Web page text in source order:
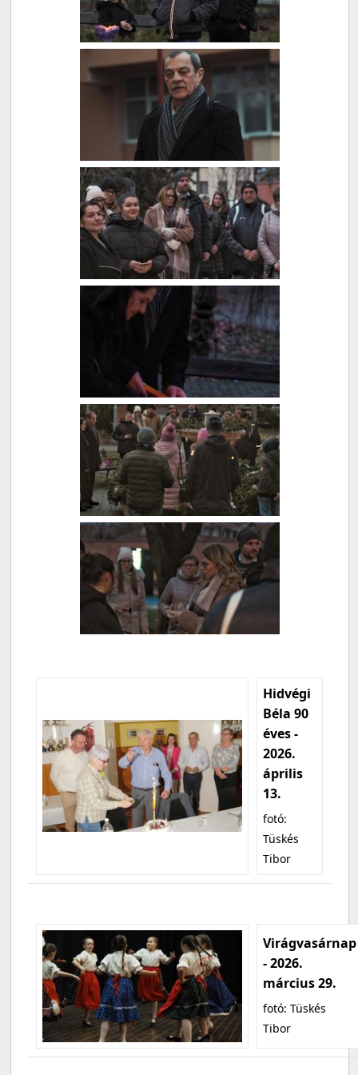
Hidvégi
Béla 90
éves -
2026.
április
13.
fotó:
Tüskés
Tibor
Virágvasárnap
- 2026.
március 29.
fotó: Tüskés
Tibor